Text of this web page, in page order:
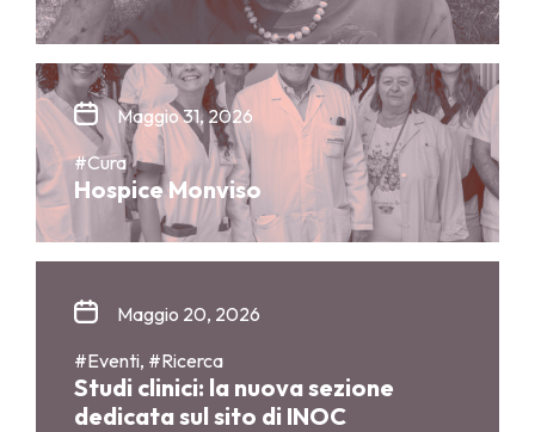
Maggio 31, 2026
#Cura
Hospice Monviso
Maggio 20, 2026
#Eventi, #Ricerca
Studi clinici: la nuova sezione
dedicata sul sito di INOC